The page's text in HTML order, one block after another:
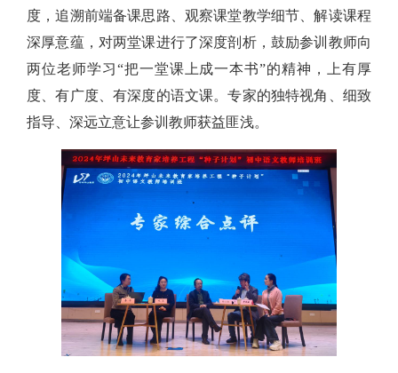
度，追溯前端备课思路、观察课堂教学细节、解读课程
深厚意蕴，对两堂课进行了深度剖析，鼓励参训教师向
两位老师学习“把一堂课上成一本书”的精神，上有厚
度、有广度、有深度的语文课。专家的独特视角、细致
指导、深远立意让参训教师获益匪浅。